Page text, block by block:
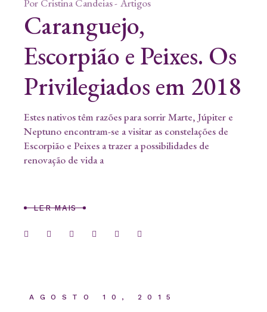
Por Cristina Candeias Artigos
Caranguejo,
Escorpião e Peixes. Os
Privilegiados em 2018
Estes nativos têm razões para sorrir Marte, Júpiter e
Neptuno encontram-se a visitar as constelações de
Escorpião e Peixes a trazer a possibilidades de
renovação de vida a
LER MAIS
AGOSTO 10, 2015